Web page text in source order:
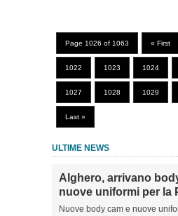
Page 1026 of 1063 « First
1022 1023 1024
1027 1028 1029
Last »
ULTIME NEWS
Alghero, arrivano
nuove uniformi per la
Nuove body cam e nuove